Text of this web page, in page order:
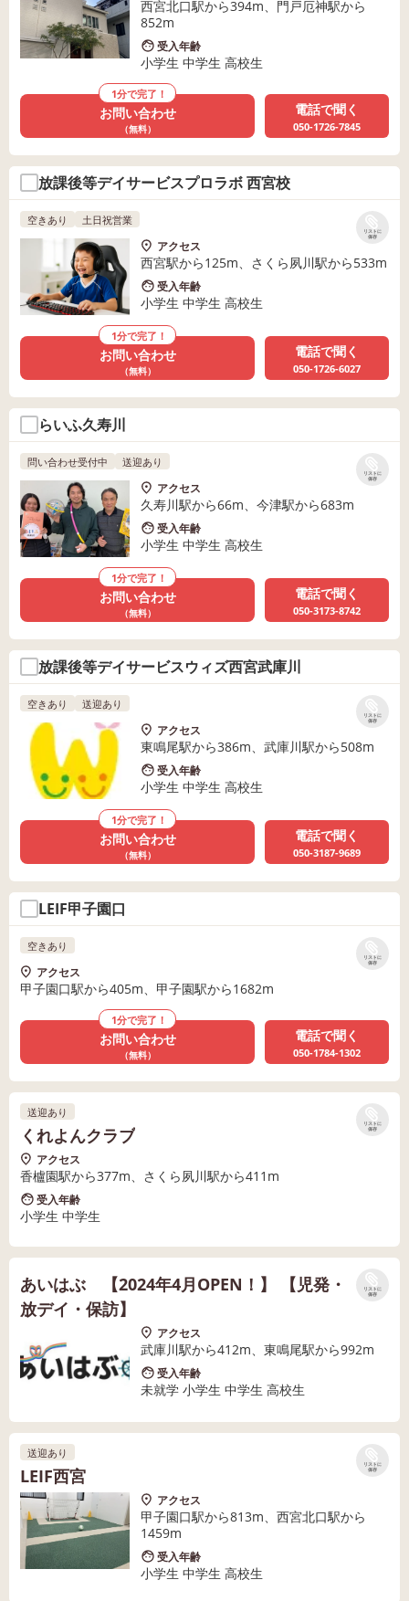
西宮北口駅から394m、門戸厄神駅から
852m
受入年齢
小学生 中学生 高校生
1分で完了！
お問い合わせ
（無料）
電話で聞く
050-1726-7845
放課後等デイサービスプロラボ 西宮校
リストに
保存
空きあり 土日祝営業
アクセス
西宮駅から125m、さくら夙川駅から533m
受入年齢
小学生 中学生 高校生
1分で完了！
お問い合わせ
（無料）
電話で聞く
050-1726-6027
らいふ久寿川
リストに
保存
問い合わせ受付中 送迎あり
アクセス
久寿川駅から66m、今津駅から683m
受入年齢
小学生 中学生 高校生
1分で完了！
お問い合わせ
（無料）
電話で聞く
050-3173-8742
放課後等デイサービスウィズ西宮武庫川
リストに
保存
空きあり 送迎あり
アクセス
東鳴尾駅から386m、武庫川駅から508m
受入年齢
小学生 中学生 高校生
1分で完了！
お問い合わせ
（無料）
電話で聞く
050-3187-9689
LEIF甲子園口
リストに
保存
空きあり
アクセス
甲子園口駅から405m、甲子園駅から1682m
1分で完了！
お問い合わせ
（無料）
電話で聞く
050-1784-1302
リストに
保存
送迎あり
くれよんクラブ
アクセス
香櫨園駅から377m、さくら夙川駅から411m
受入年齢
小学生 中学生
リストに
保存
あいはぶ 【2024年4月OPEN！】 【児発・
放デイ・保訪】
アクセス
武庫川駅から412m、東鳴尾駅から992m
受入年齢
未就学 小学生 中学生 高校生
リストに
保存
送迎あり
LEIF西宮
アクセス
甲子園口駅から813m、西宮北口駅から
1459m
受入年齢
小学生 中学生 高校生